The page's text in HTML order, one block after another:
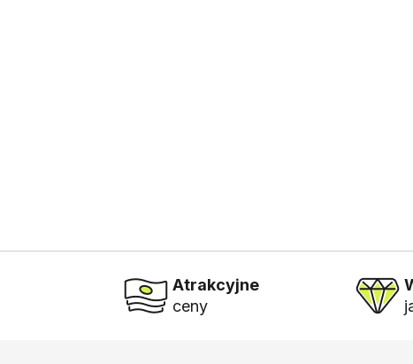
Atrakcyjne
ceny